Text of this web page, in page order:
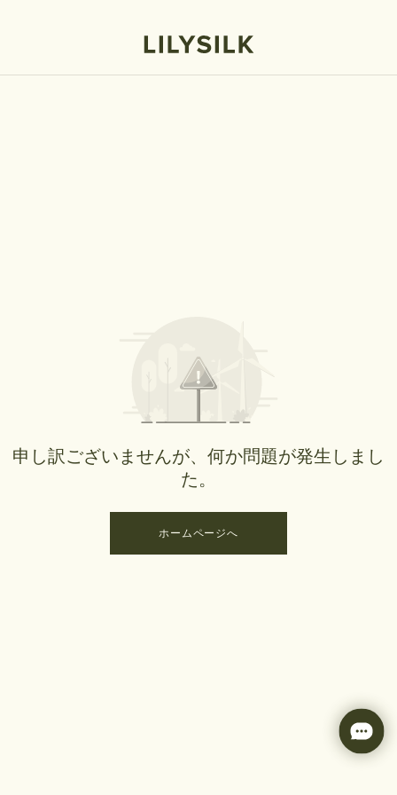
申し訳ございませんが、何か問題が発生しまし
た。
ホームページへ